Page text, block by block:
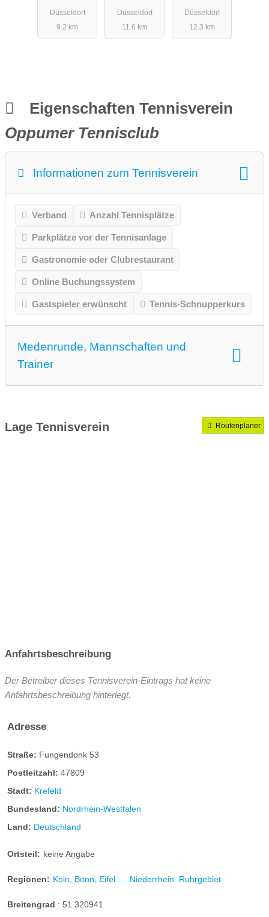
Düsseldorf
9.2 km
Düsseldorf
11.6 km
Düsseldorf
12.3 km
Eigenschaften Tennisverein
Oppumer Tennisclub
Informationen zum Tennisverein
Verband Anzahl Tennisplätze
Parkplätze vor der Tennisanlage
Gastronomie oder Clubrestaurant
Online Buchungssystem
Gastspieler erwünscht Tennis-Schnupperkurs
Medenrunde, Mannschaften und
Trainer
Lage Tennisverein Routenplaner
Anfahrtsbeschreibung
Der Betreiber dieses Tennisverein-Eintrags hat keine
Anfahrtsbeschreibung hinterlegt.
Adresse
Straße: Fungendonk 53
Postleitzahl: 47809
Stadt: Krefeld
Bundesland: Nordrhein-Westfalen
Land: Deutschland
Ortsteil: keine Angabe
Regionen: Köln, Bonn, Eifel ... Niederrhein Ruhrgebiet
Breitengrad : 51.320941